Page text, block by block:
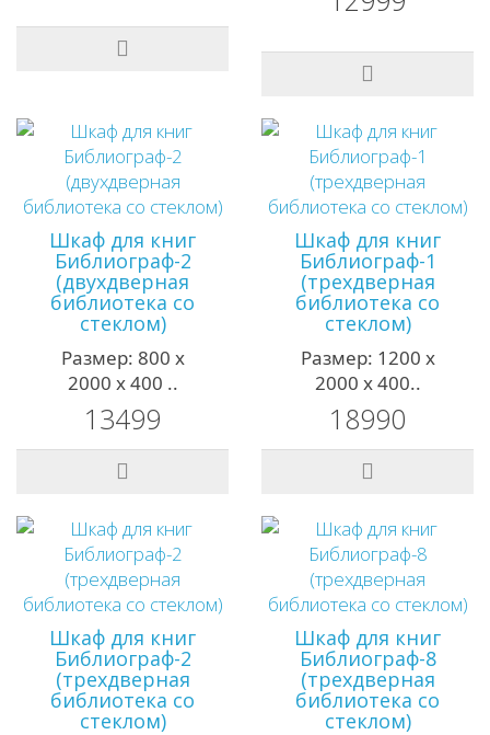
Шкаф для книг
Библиограф-2
(двухдверная
библиотека со
стеклом)
Размер: 800 х
2000 х 400 ..
13499
Шкаф для книг
Библиограф-1
(трехдверная
библиотека со
стеклом)
Размер: 1200 х
2000 х 400..
18990
Шкаф для книг
Библиограф-2
(трехдверная
библиотека со
стеклом)
Шкаф для книг
Библиограф-8
(трехдверная
библиотека со
стеклом)